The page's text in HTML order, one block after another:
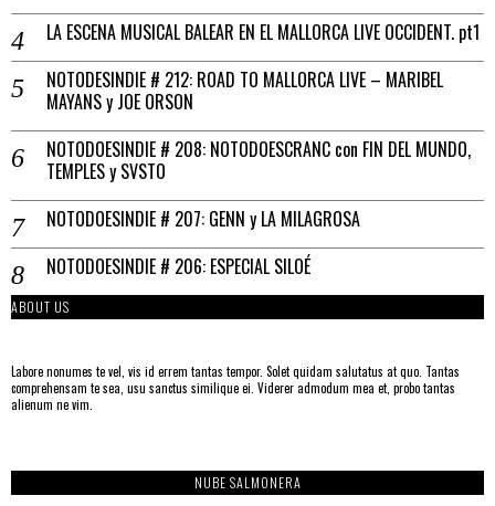
LA ESCENA MUSICAL BALEAR EN EL MALLORCA LIVE OCCIDENT. pt1
NOTODESINDIE # 212: ROAD TO MALLORCA LIVE – MARIBEL
MAYANS y JOE ORSON
NOTODOESINDIE # 208: NOTODOESCRANC con FIN DEL MUNDO,
TEMPLES y SVSTO
NOTODOESINDIE # 207: GENN y LA MILAGROSA
NOTODOESINDIE # 206: ESPECIAL SILOÉ
ABOUT US
Labore nonumes te vel, vis id errem tantas tempor. Solet quidam salutatus at quo. Tantas
comprehensam te sea, usu sanctus similique ei. Viderer admodum mea et, probo tantas
alienum ne vim.
NUBE SALMONERA